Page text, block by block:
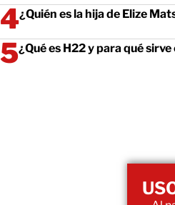
¿Quién es la hija de Elize
¿Qué es H22 y para qué